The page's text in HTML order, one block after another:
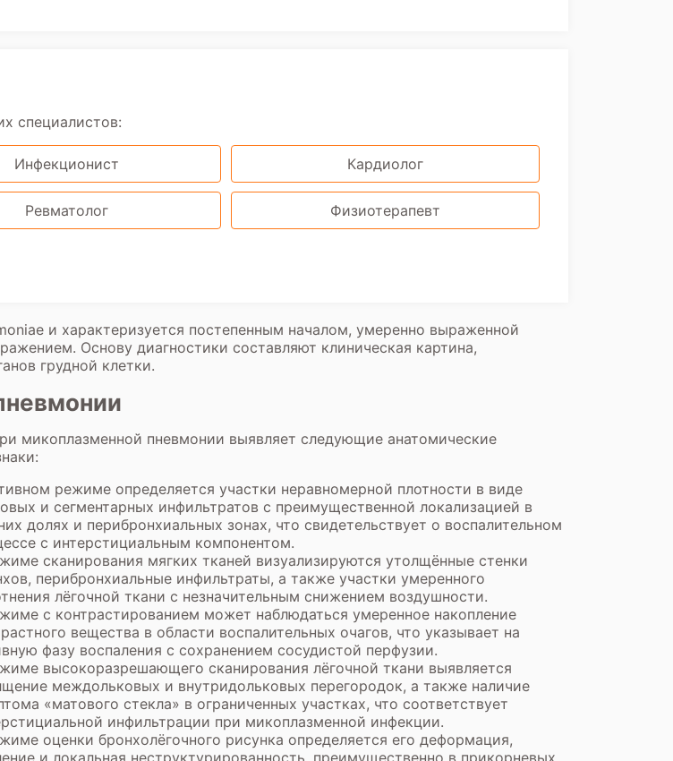
специалистов:
Инфекционист Кардиолог
Ревматолог Физиотерапевт
и характеризуется постепенным началом, умеренно выраженной
Основу диагностики составляют клиническая картина,
грудной клетки.
микоплазменной пневмонии выявляет следующие анатомические
режиме определяется участки неравномерной плотности в виде
и сегментарных инфильтратов с преимущественной локализацией в
долях и перибронхиальных зонах, что свидетельствует о воспалительном
с интерстициальным компонентом.
сканирования мягких тканей визуализируются утолщённые стенки
перибронхиальные инфильтраты, а также участки умеренного
лёгочной ткани с незначительным снижением воздушности.
с контрастированием может наблюдаться умеренное накопление
вещества в области воспалительных очагов, что указывает на
фазу воспаления с сохранением сосудистой перфузии.
высокоразрешающего сканирования лёгочной ткани выявляется
междольковых и внутридольковых перегородок, а также наличие
«матового стекла» в ограниченных участках, что соответствует
инфильтрации при микоплазменной инфекции.
оценки бронхолёгочного рисунка определяется его деформация,
и локальная неструктурированность, преимущественно в прикорневых